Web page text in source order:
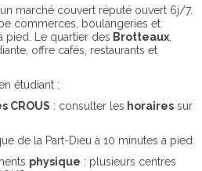
marché couvert réputé ouvert 6j/7.
commerces, boulangeries et
pied. Le quartier des Brotteaux
offre cafés, restaurants et
étudiant :
CROUS : consulter les horaires sur
de la Part-Dieu à 10 minutes à pied
physique : plusieurs centres